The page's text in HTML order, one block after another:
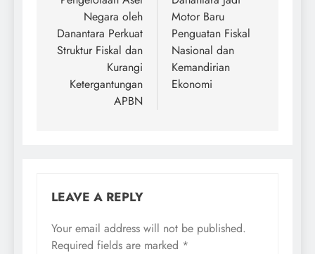
Negara oleh
Danantara Perkuat
Struktur Fiskal dan
Kurangi
Ketergantungan
APBN
Motor Baru
Penguatan Fiskal
Nasional dan
Kemandirian
Ekonomi
LEAVE A REPLY
Your email address will not be published.
Required fields are marked *